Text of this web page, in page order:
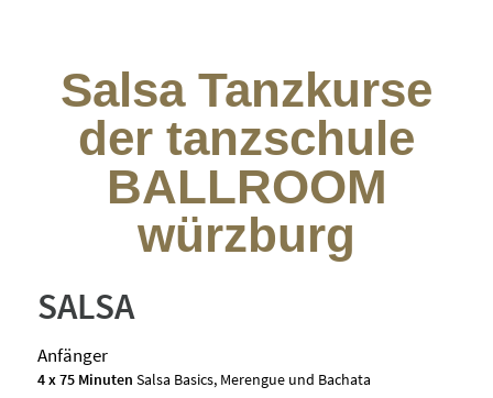
Salsa Tanzkurse
der tanzschule
BALLROOM
würzburg